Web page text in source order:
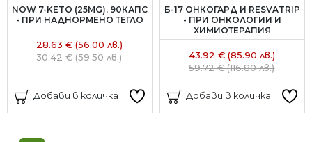
NOW 7-KETO (25MG), 90КАПС
- ПРИ НАДНОРМЕНО ТЕГЛО
28.63 € (56.00 лв.)
30.42 € (59.50 лв.)
Добави в количка
Б-17 ОНКОГАРД И RESVATRIP
- ПРИ ОНКОЛОГИИ И
ХИМИОТЕРАПИЯ
43.92 € (85.90 лв.)
59.72 € (116.80 лв.)
Добави в количка